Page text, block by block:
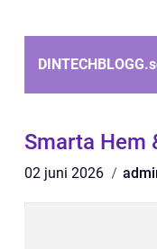
DINTECHBLOGG.
Smarta Hem
02 juni 2026